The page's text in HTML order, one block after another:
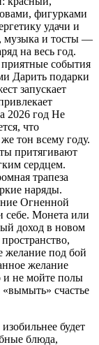
будет
блюда,